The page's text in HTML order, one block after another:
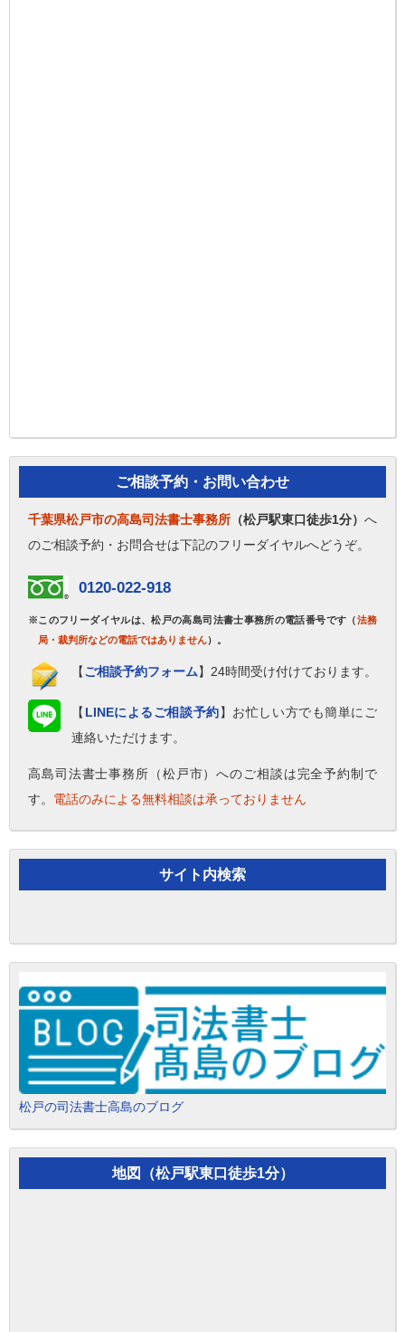
ご相談予約・お問い合わせ
千葉県松戸市の高島司法書士事務所 （松戸駅東口徒歩1分） へ
のご相談予約・お問合せは下記のフリーダイヤルへどうぞ。
0120-022-918
※このフリーダイヤルは、松戸の高島司法書士事務所の電話番号です（法務
局・裁判所などの電話ではありません）。
【ご相談予約フォーム】24時間受け付けております。
【 LINEによるご相談予約】お忙しい方でも簡単にご
連絡いただけます。
高島司法書士事務所（松戸市）へのご相談は完全予約制で
す。 電話のみによる無料相談は承っておりません
サイト内検索
松戸の司法書士高島のブログ
地図（松戸駅東口徒歩1分）